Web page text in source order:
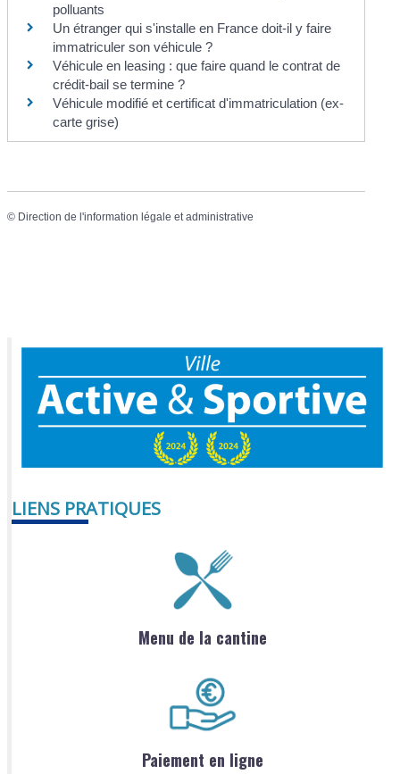
polluants
Un étranger qui s'installe en France doit-il y faire
immatriculer son véhicule ?
Véhicule en leasing : que faire quand le contrat de
crédit-bail se termine ?
Véhicule modifié et certificat d'immatriculation (ex-
carte grise)
© Direction de l'information légale et administrative
LIENS PRATIQUES
Menu de la cantine
Paiement en ligne